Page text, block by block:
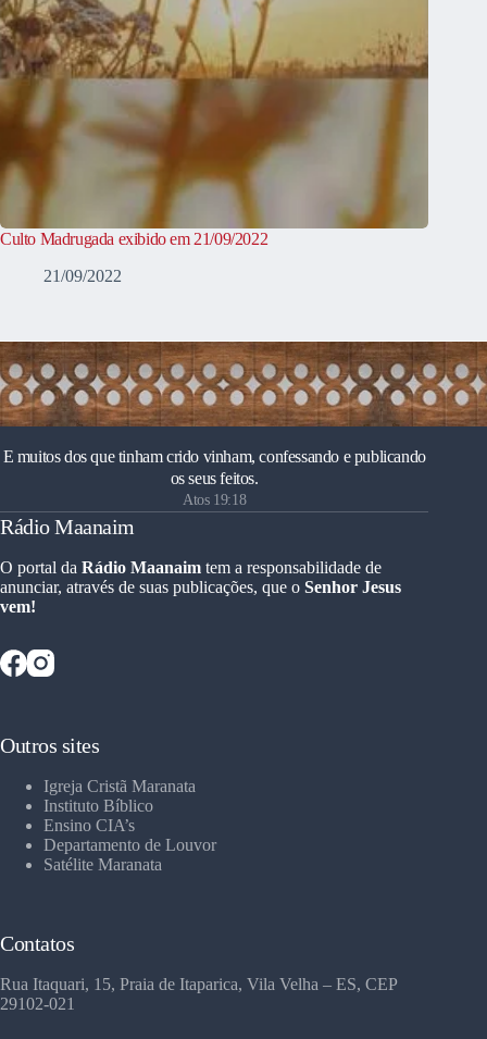
Culto Madrugada exibido em 21/09/2022
21/09/2022
E muitos dos que tinham crido vinham, confessando e publicando
os seus feitos.
Atos 19:18
Rádio Maanaim
O portal da Rádio Maanaim tem a responsabilidade de
anunciar, através de suas publicações, que o Senhor Jesus
vem!
Outros sites
Igreja Cristã Maranata
Instituto Bíblico
Ensino CIA’s
Departamento de Louvor
Satélite Maranata
Contatos
Rua Itaquari, 15, Praia de Itaparica, Vila Velha – ES, CEP
29102-021